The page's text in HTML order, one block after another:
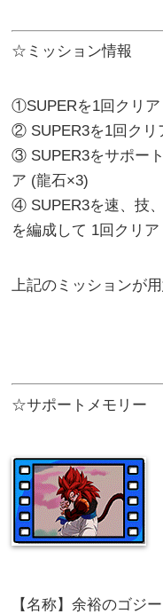
☆ミッション情報
①SUPERを1回クリ
② SUPER3を1回クリ
③ SUPER3をサポー
ア (龍石×3)
④ SUPER3を速、技
を編成して 1回クリ
上記のミッションが
☆サポートメモリー
【名称】余裕のゴジ